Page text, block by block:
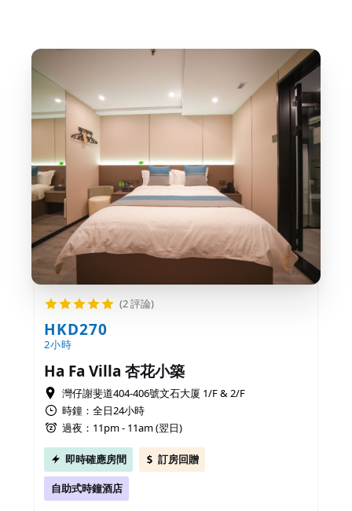
(2 評論)
HKD270
2小時
Ha Fa Villa 杏花小築
灣仔謝斐道404-406號文石大厦 1/F & 2/F
時鐘：全日24小時
過夜：11pm - 11am (翌日)
即時確應房間 訂房回贈
自助式時鐘酒店